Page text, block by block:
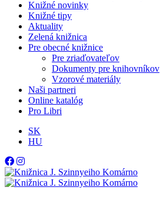
Knižné novinky
Knižné tipy
Aktuality
Zelená knižnica
Pre obecné knižnice
Pre zriaďovateľov
Dokumenty pre knihovníkov
Vzorové materiály
Naši partneri
Online katalóg
Pro Libri
SK
HU